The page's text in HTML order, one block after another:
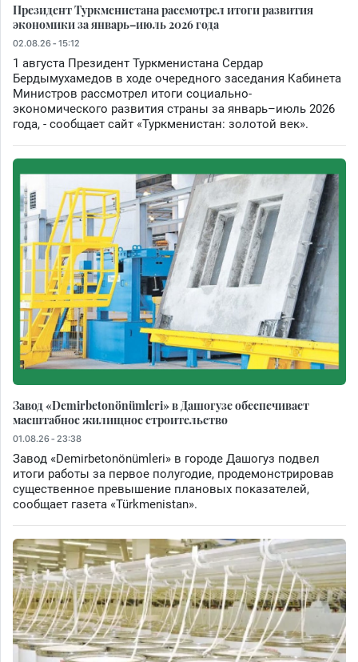
Президент Туркменистана рассмотрел итоги развития
экономики за январь–июль 2026 года
02.08.26 - 15:12
1 августа Президент Туркменистана Сердар
Бердымухамедов в ходе очередного заседания Кабинета
Министров рассмотрел итоги социально-
экономического развития страны за январь–июль 2026
года, - сообщает сайт «Туркменистан: золотой век».
Завод «Demirbetonönümleri» в Дашогузе обеспечивает
масштабное жилищное строительство
01.08.26 - 23:38
Завод «Demirbetonönümleri» в городе Дашогуз подвел
итоги работы за первое полугодие, продемонстрировав
существенное превышение плановых показателей,
сообщает газета «Türkmenistan».